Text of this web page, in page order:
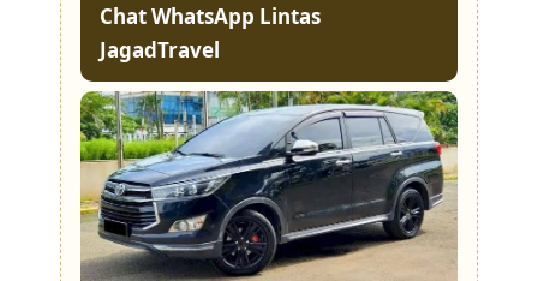
Chat WhatsApp Lintas
JagadTravel